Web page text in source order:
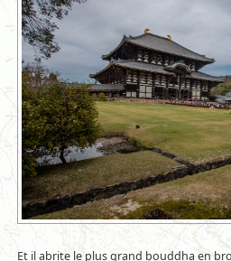
Et il abrite le plus grand bouddha en